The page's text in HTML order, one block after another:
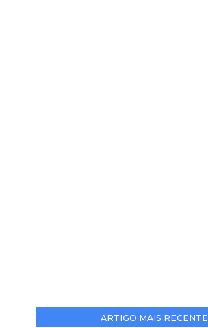
ARTIGO MAIS RECENTE